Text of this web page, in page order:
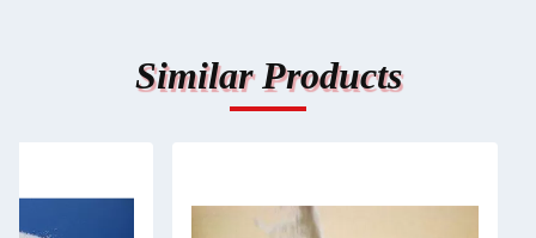
Similar Products